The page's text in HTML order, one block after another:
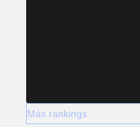
Más rankings